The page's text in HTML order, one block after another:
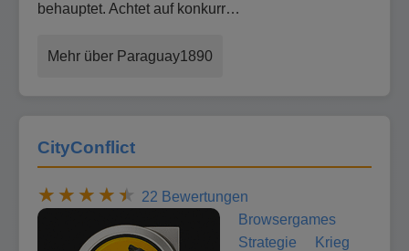
behauptet. Achtet auf konkurr…
Mehr über Paraguay1890
CityConflict
22 Bewertungen
Browsergames
Strategie
Krieg